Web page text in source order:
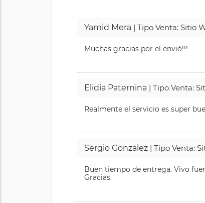
Yamid Mera | Tipo Venta: Sitio
Muchas gracias por el envió!!!
Elidia Paternina | Tipo Venta:
Realmente el servicio es super
Sergio Gonzalez | Tipo Venta:
Buen tiempo de entrega. Vivo
Gracias.